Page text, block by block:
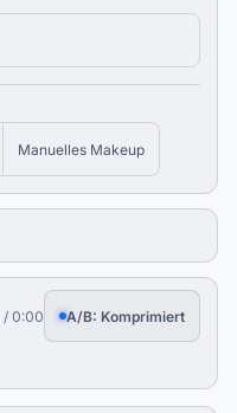
Manuelles Makeup
/ 0:00 A/B: Komprimiert